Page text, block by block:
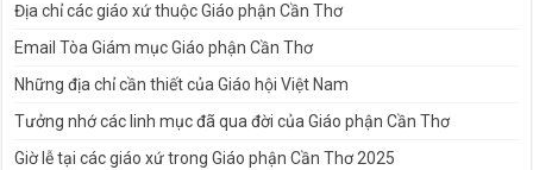
Địa chỉ các giáo xứ thuộc Giáo phận Cần Thơ
Email Tòa Giám mục Giáo phận Cần Thơ
Những địa chỉ cần thiết của Giáo hội Việt Nam
Tưởng nhớ các linh mục đã qua đời của Giáo phận Cần Thơ
Giờ lễ tại các giáo xứ trong Giáo phận Cần Thơ 2025